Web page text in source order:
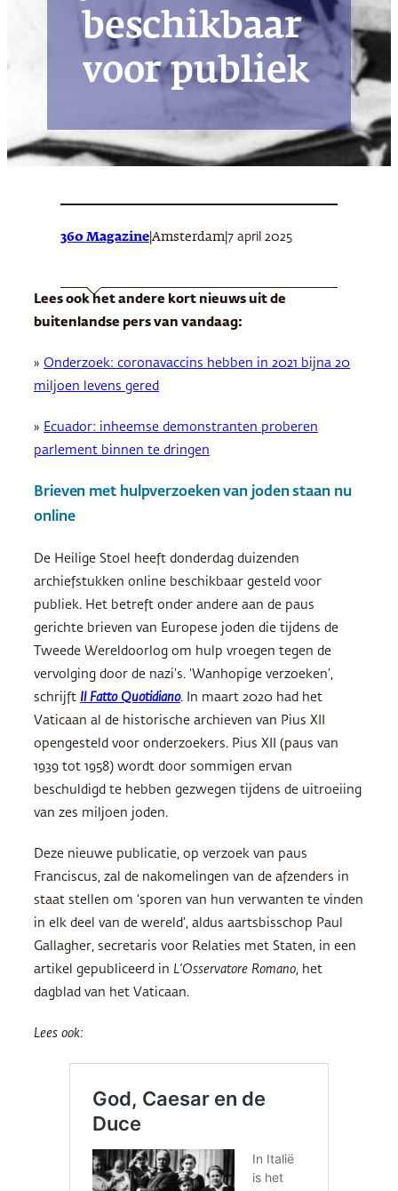
beschikbaar
voor publiek
360 Magazine Amsterdam 7 april 2025
Lees ook het andere kort nieuws uit de
buitenlandse pers van vandaag:
» Onderzoek: coronavaccins hebben in 2021 bijna 20
miljoen levens gered
» Ecuador: inheemse demonstranten proberen
parlement binnen te dringen
Brieven met hulpverzoeken van joden staan nu
online
De Heilige Stoel heeft donderdag duizenden
archiefstukken online beschikbaar gesteld voor
publiek. Het betreft onder andere aan de paus
gerichte brieven van Europese joden die tijdens de
Tweede Wereldoorlog om hulp vroegen tegen de
vervolging door de nazi’s. ‘Wanhopige verzoeken’,
schrijft Il Fatto Quotidiano. In maart 2020 had het
Vaticaan al de historische archieven van Pius XII
opengesteld voor onderzoekers. Pius XII (paus van
1939 tot 1958) wordt door sommigen ervan
beschuldigd te hebben gezwegen tijdens de uitroeiing
van zes miljoen joden.
Deze nieuwe publicatie, op verzoek van paus
Franciscus, zal de nakomelingen van de afzenders in
staat stellen om ‘sporen van hun verwanten te vinden
in elk deel van de wereld’, aldus aartsbisschop Paul
Gallagher, secretaris voor Relaties met Staten, in een
artikel gepubliceerd in L’Osservatore Romano , het
dagblad van het Vaticaan.
Lees ook: